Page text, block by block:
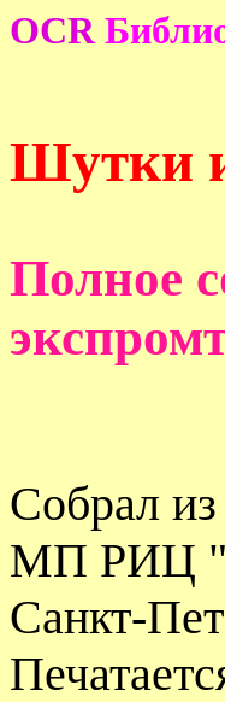
OCR
Шутки
Полное
Собрал
МП РИЦ
Санкт-